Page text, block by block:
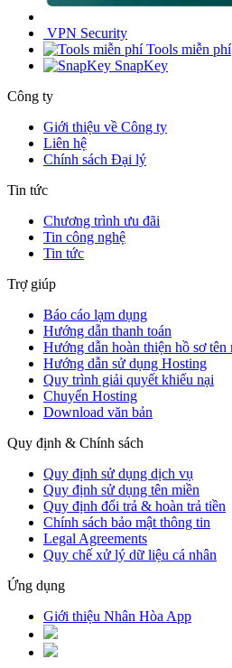
VPN Security
Tools miễn phí
SnapKey
Công ty
Giới thiệu về Công ty
Liên hệ
Chính sách Đại lý
Tin tức
Chương trình ưu đãi
Tin công nghệ
Tin tức
Trợ giúp
Báo cáo lạm dụng
Hướng dẫn thanh toán
Hướng dẫn hoàn thiện hồ sơ
Hướng dẫn sử dụng Hosting
Quy trình giải quyết khiếu nại
Chuyển Hosting
Download văn bản
Quy định & Chính sách
Quy định sử dụng dịch vụ
Quy định sử dụng tên miền
Quy định đổi trả & hoàn trả tiền
Chính sách bảo mật thông tin
Legal Agreements
Quy chế xử lý dữ liệu cá nhân
Ứng dụng
Giới thiệu Nhân Hòa App